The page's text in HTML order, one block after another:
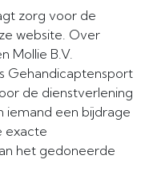
zorg voor de
website. Over
Mollie B.V.
Gehandicaptensport
de dienstverlening
iemand een bijdrage
exacte
het gedoneerde